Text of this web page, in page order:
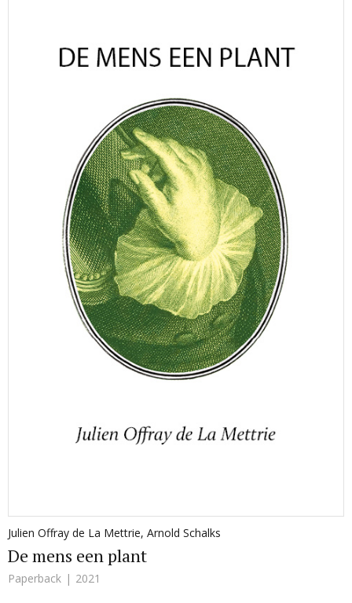
Julien Offray de La Mettrie, Arnold Schalks
De mens een plant
Paperback 2021